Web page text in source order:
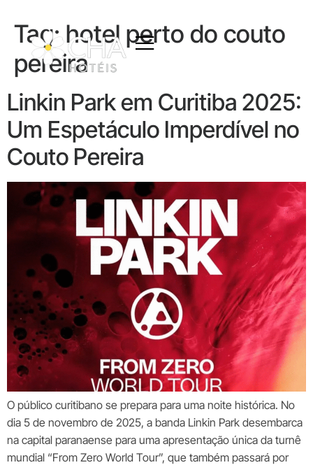
Tag:hotel perto do couto
pereira
Linkin Park em Curitiba 2025:
Um Espetáculo Imperdível no
Couto Pereira
O público curitibano se prepara para uma noite histórica. No
dia 5 de novembro de 2025, a banda Linkin Park desembarca
na capital paranaense para uma apresentação única da turnê
mundial “From Zero World Tour”, que também passará por